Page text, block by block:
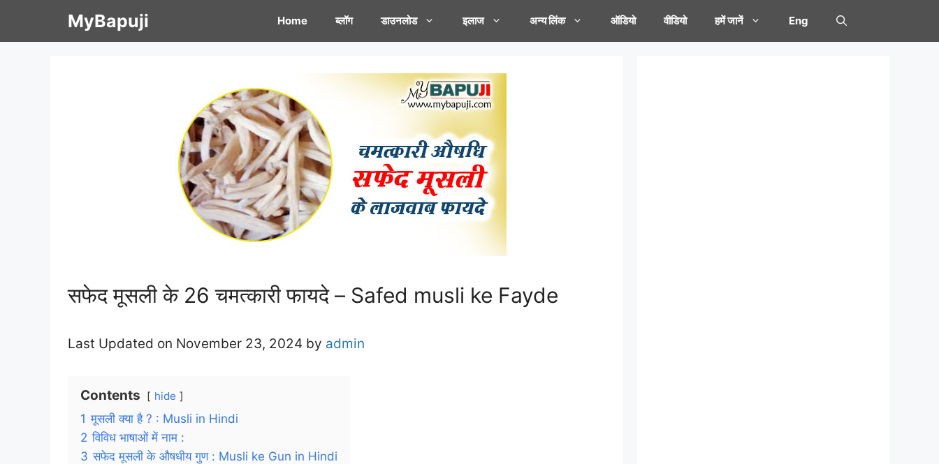
MyBapuji Home ब्लॉग डाउनलोड इलाज अन्य लिंक ऑडियो वीडियो हमें जानें Eng
सफेद मूसली के 26 चमत्कारी फायदे – Safed musli ke Fayde
Last Updated on November 23, 2024 by admin
Contents hide
1 मूसली क्या है ? : Musli in Hindi
2 विविध भाषाओं में नाम :
3 सफेद मूसली के औषधीय गुण : Musli ke Gun in Hindi